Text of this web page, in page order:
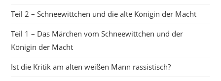
Teil 2 – Schneewittchen und die alte Königin der Macht
Teil 1 – Das Märchen vom Schneewittchen und der
Königin der Macht
Ist die Kritik am alten weißen Mann rassistisch?